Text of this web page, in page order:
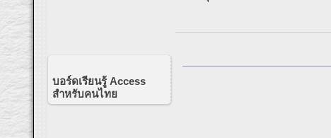
บอร์ดเรียนรู้ Access
สำหรับคนไทย